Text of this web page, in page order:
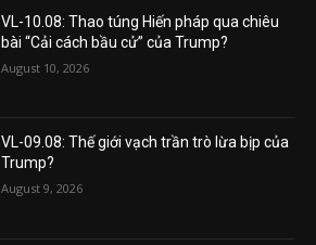
VL-10.08: Thao túng Hiến pháp qua chiêu
bài “Cải cách bầu cử” của Trump?
August 10, 2026
VL-09.08: Thế giới vạch trần trò lừa bịp của
Trump?
August 9, 2026